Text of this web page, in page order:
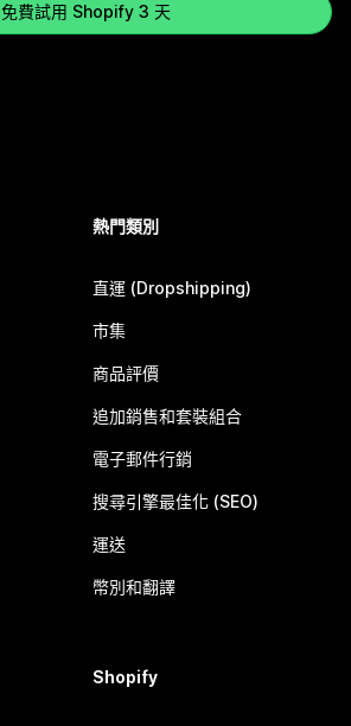
免費試用 Shopify 3 天
熱門類別
直運 (Dropshipping)
市集
商品評價
追加銷售和套裝組合
電子郵件行銷
搜尋引擎最佳化 (SEO)
運送
幣別和翻譯
Shopify